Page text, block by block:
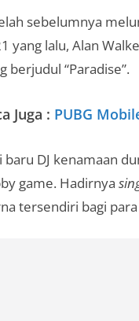
sebelumnya
yang lalu, Alan
berjudul “Paradise”.
Juga : PUBG
baru DJ kenamaan
game. Hadirnya
tersendiri bagi